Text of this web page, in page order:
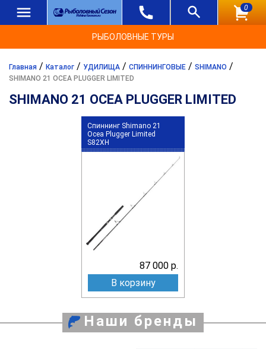
0
РЫБОЛОВНЫЕ ТУРЫ
Главная / Каталог / УДИЛИЩА / СПИННИНГОВЫЕ / SHIMANO /
SHIMANO 21 OCEA PLUGGER LIMITED
SHIMANO 21 OCEA PLUGGER LIMITED
Спиннинг Shimano 21
Ocea Plugger Limited
S82XH
87 000 р.
В корзину
Наши бренды